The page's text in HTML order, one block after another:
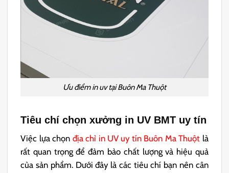
Ưu điểm in uv tại Buôn Ma Thuột
Tiêu chí chọn xưởng in UV BMT uy tín
Việc lựa chọn địa chỉ in UV uy tín Buôn Ma Thuột là
rất quan trọng để đảm bảo chất lượng và hiệu quả
của sản phẩm. Dưới đây là các tiêu chí bạn nên cân